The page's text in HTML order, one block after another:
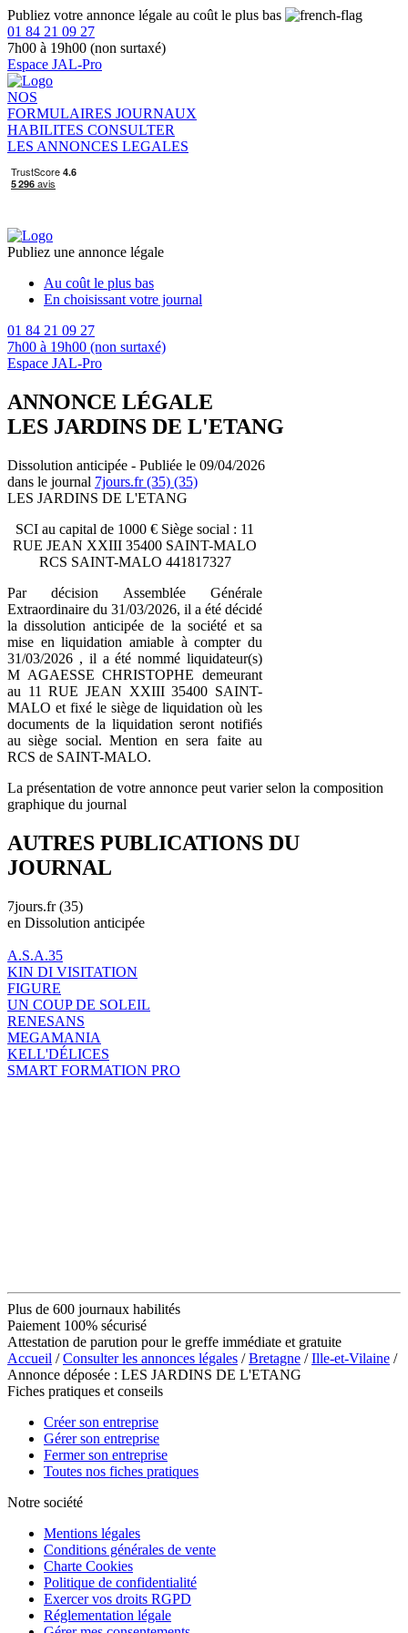
Publiez votre annonce légale au coût le plus bas
01 84 21 09 27
7h00 à 19h00 (non surtaxé)
Espace JAL-Pro
NOS
FORMULAIRES JOURNAUX
HABILITES CONSULTER
LES ANNONCES LEGALES
Publiez une annonce légale
Au coût le plus bas
En choisissant votre journal
01 84 21 09 27
7h00 à 19h00 (non surtaxé)
Espace JAL-Pro
ANNONCE LÉGALE
LES JARDINS DE L'ETANG
Dissolution anticipée - Publiée le 09/04/2026
dans le journal 7jours.fr (35) (35)
LES JARDINS DE L'ETANG
SCI au capital de 1000 € Siège social : 11
RUE JEAN XXIII 35400 SAINT-MALO
RCS SAINT-MALO 441817327
Par décision Assemblée Générale
Extraordinaire du 31/03/2026, il a été décidé
la dissolution anticipée de la société et sa
mise en liquidation amiable à compter du
31/03/2026 , il a été nommé liquidateur(s)
M AGAESSE CHRISTOPHE demeurant
au 11 RUE JEAN XXIII 35400 SAINT-
MALO et fixé le siège de liquidation où les
documents de la liquidation seront notifiés
au siège social. Mention en sera faite au
RCS de SAINT-MALO.
La présentation de votre annonce peut varier selon la composition
graphique du journal
AUTRES PUBLICATIONS DU
JOURNAL
7jours.fr (35)
en Dissolution anticipée
A.S.A.35
KIN DI VISITATION
FIGURE
UN COUP DE SOLEIL
RENESANS
MEGAMANIA
KELL'DÉLICES
SMART FORMATION PRO
Plus de 600 journaux habilités
Paiement 100% sécurisé
Attestation de parution pour le greffe immédiate et gratuite
Accueil /Consulter les annonces légales /Bretagne /Ille-et-Vilaine /
Annonce déposée : LES JARDINS DE L'ETANG
Fiches pratiques et conseils
Créer son entreprise
Gérer son entreprise
Fermer son entreprise
Toutes nos fiches pratiques
Notre société
Mentions légales
Conditions générales de vente
Charte Cookies
Politique de confidentialité
Exercer vos droits RGPD
Réglementation légale